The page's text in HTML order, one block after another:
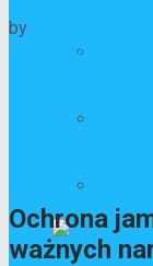
by
01/02/2022
Ochrona
ważnych